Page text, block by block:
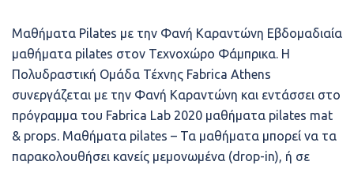
Μαθήματα Pilates με την Φανή Καραντώνη Εβδομαδιαία
μαθήματα pilates στον Τεχνοχώρο Φάμπρικα. Η
Πολυδραστική Ομάδα Τέχνης Fabrica Athens
συνεργάζεται με την Φανή Καραντώνη και εντάσσει στο
πρόγραμμα του Fabrica Lab 2020 μαθήματα pilates mat
& props. Μαθήματα pilates – Τα μαθήματα μπορεί να τα
παρακολουθήσει κανείς μεμονωμένα (drop-in), ή σε